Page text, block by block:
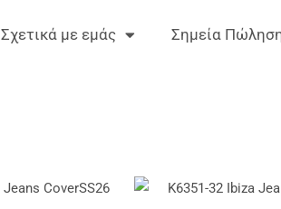
Σχετικά με εμάς Σημεία